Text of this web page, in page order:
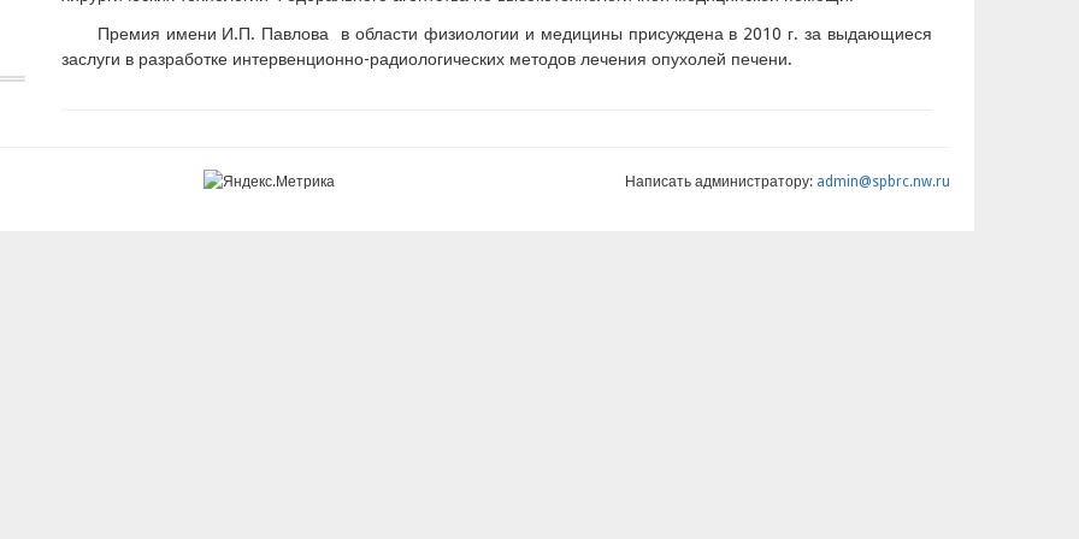
Премия имени И.П. Павлова в области физиологии и медицины присуждена в 2010 г. за выдающиеся
заслуги в разработке интервенционно-радиологических методов лечения опухолей печени.
Написать администратору: admin@spbrc.nw.ru